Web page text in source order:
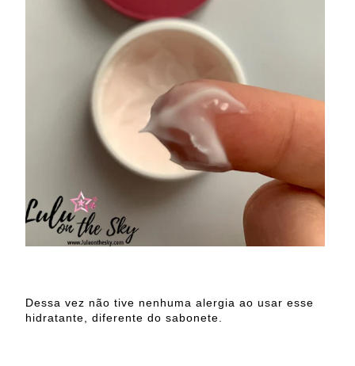
Dessa vez não tive nenhuma alergia ao usar esse
hidratante, diferente do sabonete.